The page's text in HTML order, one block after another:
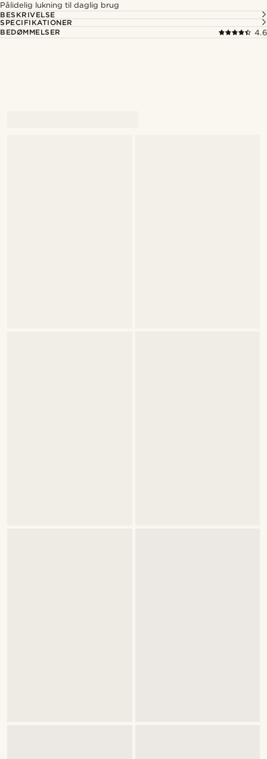
Pålidelig lukning til daglig brug
BESKRIVELSE
SPECIFIKATIONER
BEDØMMELSER
4.6